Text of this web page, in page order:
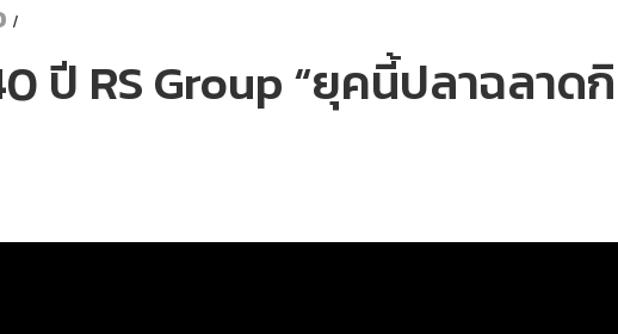
/
ปี RS Group “ยุคนี้ปลาฉลาด